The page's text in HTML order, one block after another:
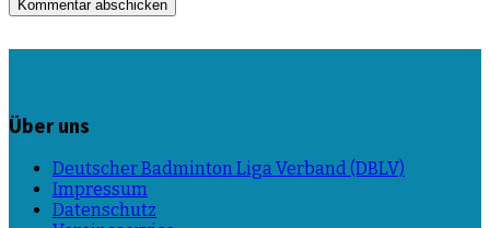
Über uns
Deutscher Badminton Liga Verband (DBLV)
Impressum
Datenschutz